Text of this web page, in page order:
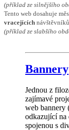
(příklad ze silnějšího
Tento web dosahuje
vracejících
(příklad ze slabšího
Bannery
Jednou z
zajímavé
web bannery
odkazující na
spojenou s